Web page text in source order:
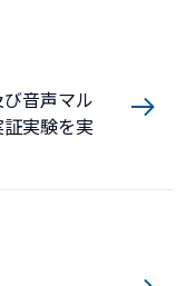
音声マル
実験を実